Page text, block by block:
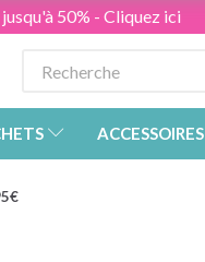
50% - Cliquez ici
ACCESSOIRES